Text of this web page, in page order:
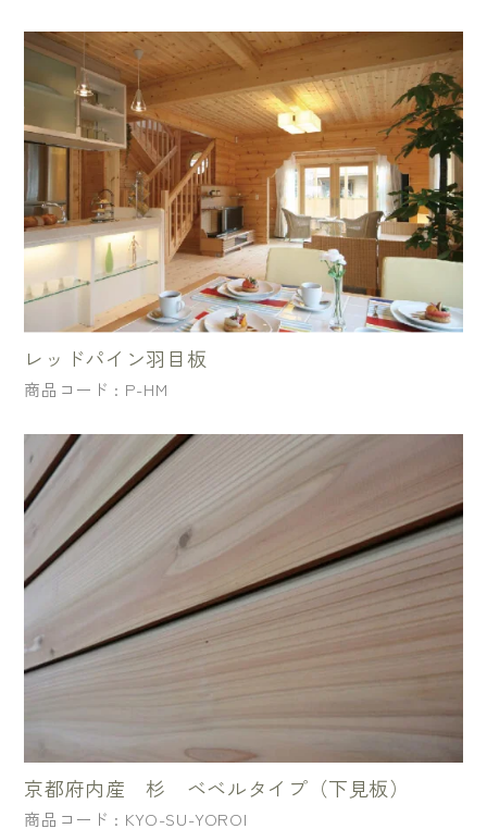
レッドパイン羽目板
商品コード : P-HM
京都府内産 杉 ベベルタイプ（下見板）
商品コード : KYO-SU-YOROI